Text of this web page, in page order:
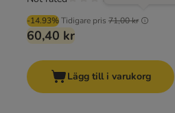
-14.93%Tidigare pris 71,00 kr
60,40 kr
Lägg till i varukorg